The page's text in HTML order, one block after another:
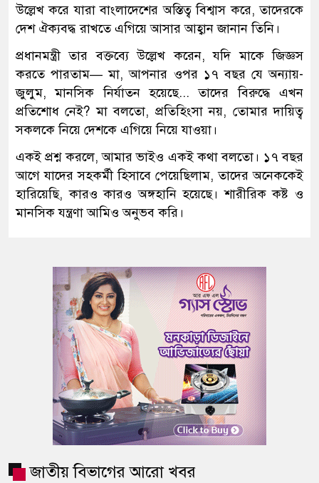
উল্লেখ করে যারা বাংলাদেশের অস্তিত্ব বিশ্বাস করে, তাদেরকে
দেশ ঐক্যবদ্ধ রাখতে এগিয়ে আসার আহ্বান জানান তিনি।
প্রধানমন্ত্রী তার বক্তব্যে উল্লেখ করেন, যদি মাকে জিজ্ঞস
করতে পারতাম— মা, আপনার ওপর ১৭ বছর যে অন্যায়-
জুলুম, মানসিক নির্যাতন হয়েছে... তাদের বিরুদ্ধে এখন
প্রতিশোধ নেই? মা বলতো, প্রতিহিংসা নয়, তোমার দায়িত্ব
সকলকে নিয়ে দেশকে এগিয়ে নিয়ে যাওয়া।
একই প্রশ্ন করলে, আমার ভাইও একই কথা বলতো। ১৭ বছর
আগে যাদের সহকর্মী হিসাবে পেয়েছিলাম, তাদের অনেককেই
হারিয়েছি, কারও কারও অঙ্গহানি হয়েছে। শারীরিক কষ্ট ও
মানসিক যন্ত্রণা আমিও অনুভব করি।
জাতীয় বিভাগের আরো খবর